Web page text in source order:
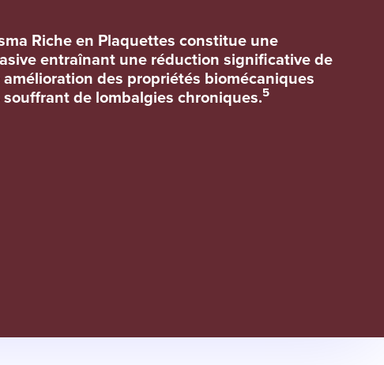
Riche en Plaquettes constitue une
entraînant une réduction significative de
des propriétés biomécaniques
de lombalgies chroniques.5